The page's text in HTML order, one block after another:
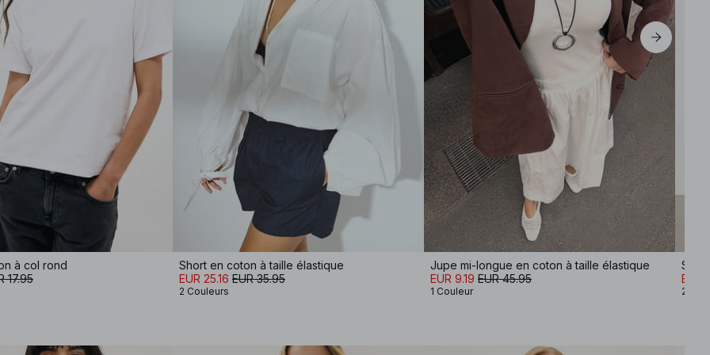
à col rond
17.95
Short en coton à taille élastique
EUR 25.16 EUR 35.95
2 Couleurs
Jupe mi-longue en coton à taille élastique
EUR 9.19 EUR 45.95
1 Couleur
EUR
2